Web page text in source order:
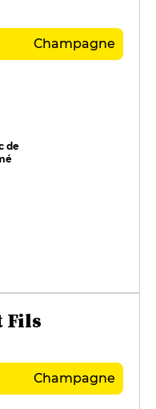
Champagne
de
Fils
Champagne